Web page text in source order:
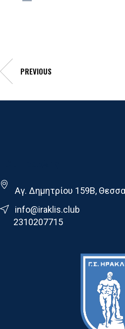
PREVIOUS
Αγ. Δημητρίου 159Β,
info@iraklis.club
2310207715